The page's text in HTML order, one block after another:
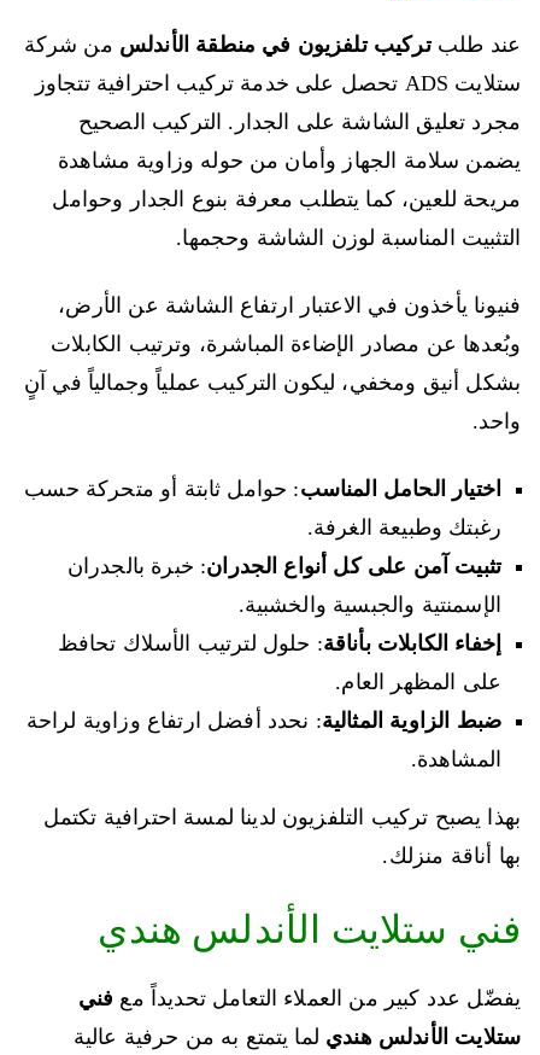
عند طلبتركيب تلفزيون في منطقة الأندلس من شركة
ستلايت ADS تحصل على خدمة تركيب احترافية تتجاوز
مجرد تعليق الشاشة على الجدار. التركيب الصحيح
يضمن سلامة الجهاز وأمان من حوله وزاوية مشاهدة
مريحة للعين، كما يتطلب معرفة بنوع الجدار وحوامل
التثبيت المناسبة لوزن الشاشة وحجمها.
فنيونا يأخذون في الاعتبار ارتفاع الشاشة عن الأرض،
وبُعدها عن مصادر الإضاءة المباشرة، وترتيب الكابلات
بشكل أنيق ومخفي، ليكون التركيب عملياً وجمالياً في آنٍ
واحد.
اختيار الحامل المناسب: حوامل ثابتة أو متحركة حسب
رغبتك وطبيعة الغرفة.
تثبيت آمن على كل أنواع الجدران: خبرة بالجدران
الإسمنتية والجبسية والخشبية.
إخفاء الكابلات بأناقة: حلول لترتيب الأسلاك تحافظ
على المظهر العام.
ضبط الزاوية المثالية: نحدد أفضل ارتفاع وزاوية لراحة
المشاهدة.
بهذا يصبح تركيب التلفزيون لدينا لمسة احترافية تكتمل
بها أناقة منزلك.
فني ستلايت الأندلس هندي
يفضّل عدد كبير من العملاء التعامل تحديداً مع فني
ستلايت الأندلس هندي لما يتمتع به من حرفية عالية